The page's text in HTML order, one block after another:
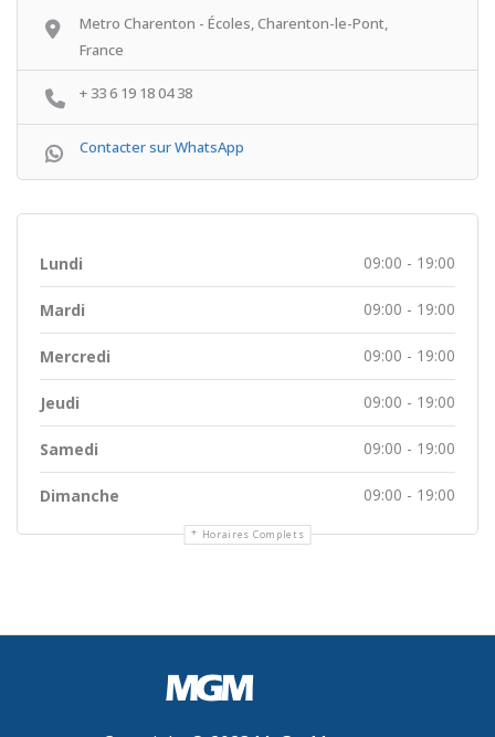
Metro Charenton - Écoles, Charenton-le-Pont,
France
+ 33 6 19 18 04 38
Contacter sur WhatsApp
Horaires Complets
Lundi 09:00 - 19:00
Mardi 09:00 - 19:00
Mercredi 09:00 - 19:00
Jeudi 09:00 - 19:00
Samedi 09:00 - 19:00
Dimanche 09:00 - 19:00